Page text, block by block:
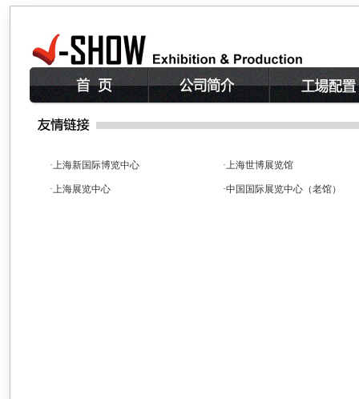
·上海新国际博览中心 ·上海世博展览馆
·上海展览中心 ·中国国际展览中心（老馆）